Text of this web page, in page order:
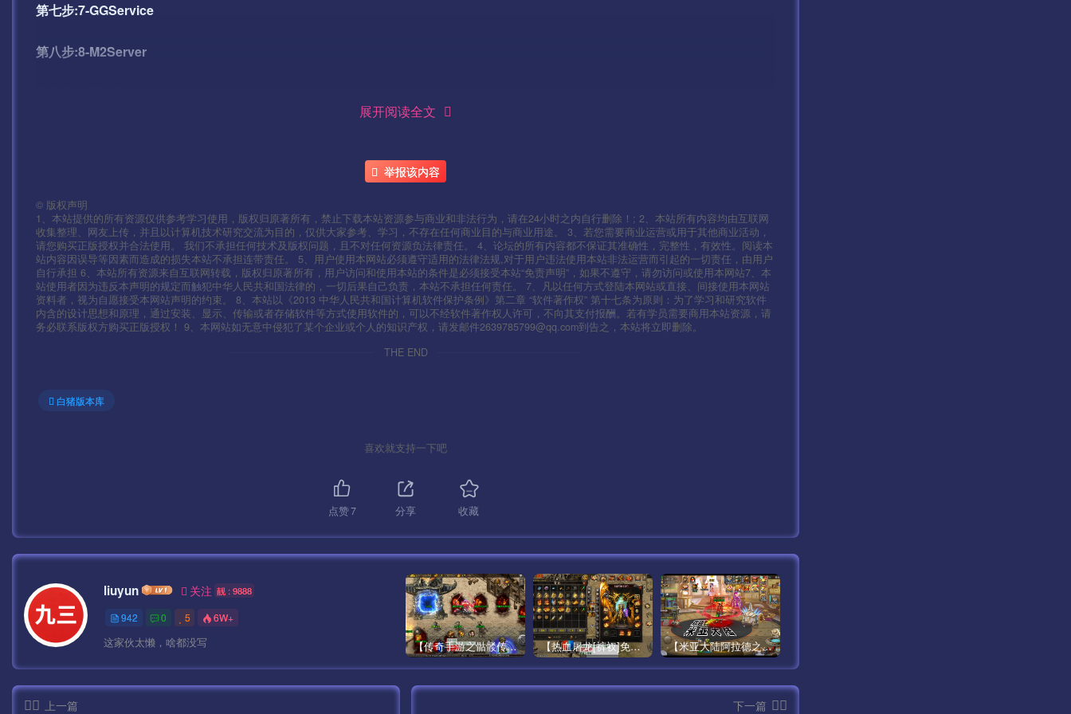
第七步:7-GGService
第八步:8-M2Server
IOS:Payload\mir2-iOS.app\res\project.manifest
\assets\res\mir2.zip
\assets\res\mir264.zip
mir2.scenes.sfselect.scene
测试密码：123456
GM码：syymw.com
无限充值后台
http://IP:99/pay.php
GM码：syymw.com
下面给大家介绍几个常见问题
展开阅读全文
举报该内容
© 版权声明
1、本站提供的所有资源仅供参考学习使用，版权归原著所有，禁止下载本站资源参与商业和非法行为，请在24小时之内自行删除！; 2、本站所有内容均由互联网
收集整理、网友上传，并且以计算机技术研究交流为目的，仅供大家参考、学习，不存在任何商业目的与商业用途。 3、若您需要商业运营或用于其他商业活动，
请您购买正版授权并合法使用。 我们不承担任何技术及版权问题，且不对任何资源负法律责任。 4、论坛的所有内容都不保证其准确性，完整性，有效性。阅读本
站内容因误导等因素而造成的损失本站不承担连带责任。 5、用户使用本网站必须遵守适用的法律法规,对于用户违法使用本站非法运营而引起的一切责任，由用户
自行承担 6、本站所有资源来自互联网转载，版权归原著所有，用户访问和使用本站的条件是必须接受本站“免责声明”，如果不遵守，请勿访问或使用本网站7、本
站使用者因为违反本声明的规定而触犯中华人民共和国法律的，一切后果自己负责，本站不承担任何责任。 7、凡以任何方式登陆本网站或直接、间接使用本网站
资料者，视为自愿接受本网站声明的约束。 8、本站以《2013 中华人民共和国计算机软件保护条例》第二章 “软件著作权” 第十七条为原则：为了学习和研究软件
内含的设计思想和原理，通过安装、显示、传输或者存储软件等方式使用软件的，可以不经软件著作权人许可，不向其支付报酬。若有学员需要商用本站资源，请
务必联系版权方购买正版授权！ 9、本网站如无意中侵犯了某个企业或个人的知识产权，请发邮件2639785799@qq.com到告之，本站将立即删除。
THE END
白猪版本库
喜欢就支持一下吧
点赞7 分享 收藏
liuyun 关注 靓 : 9888
942 0 5 6W+
这家伙太懒，啥都没写 【传奇手游之骷髅传说第二季十大陆[白猪3]免授权版】经典单职业复古特色战神引擎传奇手游最新打包Win服务端源码视频架设教程-怀旧复古-经典耐玩–新版GM多功能网页授权物品后台-GM直冲网页后台-安卓苹果IOS双端版本！ 【热血屠龙[裤衩]免授权修复版】采用经典战神引擎三职业特色游戏最新打包Win服务端源码视频架设教程-GM直冲后台-新版GM多功能授权物品后台-安卓苹果IOS双端版本-传奇手游！ 【米亚大陆阿拉德之怒三觉醒版本】经典横版格斗闯关剧情手游最新打包Linux服务端源码视频架设教程-安卓苹果IOS双端版本-完善总运营后台-完整全功能GM授权后台-附带整套表格！
上一篇 下一篇